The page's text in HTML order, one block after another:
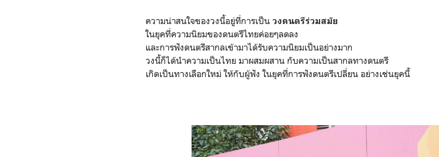
ความน่าสนใจของวงนี้อยู่ที่การเป็น วงดนตรีร่วมสมัย
ในยุคที่ความนิยมของดนตรีไทยค่อยๆลดลง
และการฟังดนตรีสากลเข้ามาได้รับความนิยมเป็นอย่างมาก
วงนี้ก็ได้นำความเป็นไทย มาผสมผสาน กับความเป็นสากลทางดนตรี
เกิดเป็นทางเลือกใหม่ ให้กับผู้ฟัง ในยุคที่การฟังดนตรีเปลี่ยน อย่างเช่นยุคนี้